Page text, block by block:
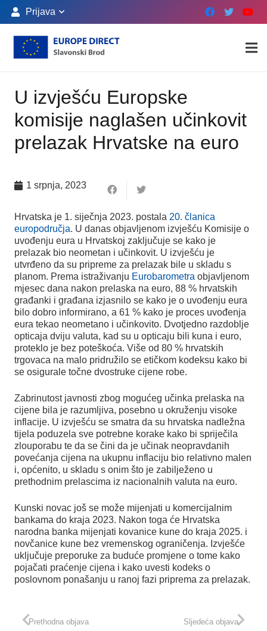
Prijava
U izvješću Europske
komisije naglašen učinkovit
prelazak Hrvatske na euro
1 srpnja, 2023
Hrvatska je 1. siječnja 2023. postala 20. članica
europodručja. U danas objavljenom izvješću Komisije o
uvođenju eura u Hrvatskoj zaključuje se kako je
prelazak bio neometan i učinkovit. U izvješću je
utvrđeno da su pripreme za prelazak bile u skladu s
planom. Prema istraživanju Eurobarometra objavljenom
mjesec dana nakon prelaska na euro, 88 % hrvatskih
građanki i građana izjasnilo se kako je o uvođenju eura
bilo dobro informirano, a 61 % kako je proces uvođenja
eura tekao neometano i učinkovito. Dvotjedno razdoblje
opticaja dviju valuta, kad su u opticaju bili kuna i euro,
proteklo je bez poteškoća. Više od 80 % hrvatskih
trgovaca na malo pridružilo se etičkom kodeksu kako bi
se osigurale točne dvostruke cijene robe.
Zabrinutost javnosti zbog mogućeg učinka prelaska na
cijene bila je razumljiva, posebno u okruženju visoke
inflacije. U izvješću se smatra da su hrvatska nadležna
tijela poduzela sve potrebne korake kako bi spriječila
zlouporabu te da se čini da je učinak neopravdanih
povećanja cijena na ukupnu inflaciju bio relativno malen
i, općenito, u skladu s onim što je zabilježeno u
prethodnim prelascima iz nacionalnih valuta na euro.
Kunski novac još se može mijenjati u komercijalnim
bankama do kraja 2023. Nakon toga će Hrvatska
narodna banka mijenjati kovanice kune do kraja 2025. i
novčanice kune bez vremenskog ograničenja. Izvješće
uključuje preporuke za buduće promjene o tome kako
pojačati praćenje cijena i kako uvesti kodeks o
poslovnom ponašanju u ranoj fazi priprema za prelazak.
Prethodna objava Sljedeća objava